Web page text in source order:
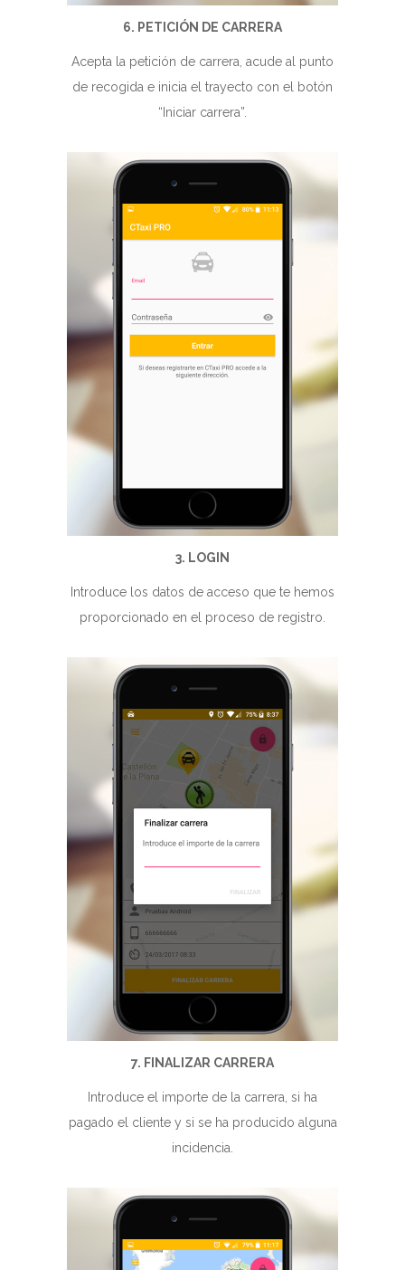
6. PETICIÓN DE CARRERA
Acepta la petición de carrera, acude al punto
de recogida e inicia el trayecto con el botón
“Iniciar carrera”.
3. LOGIN
Introduce los datos de acceso que te hemos
proporcionado en el proceso de registro.
7. FINALIZAR CARRERA
Introduce el importe de la carrera, si ha
pagado el cliente y si se ha producido alguna
incidencia.